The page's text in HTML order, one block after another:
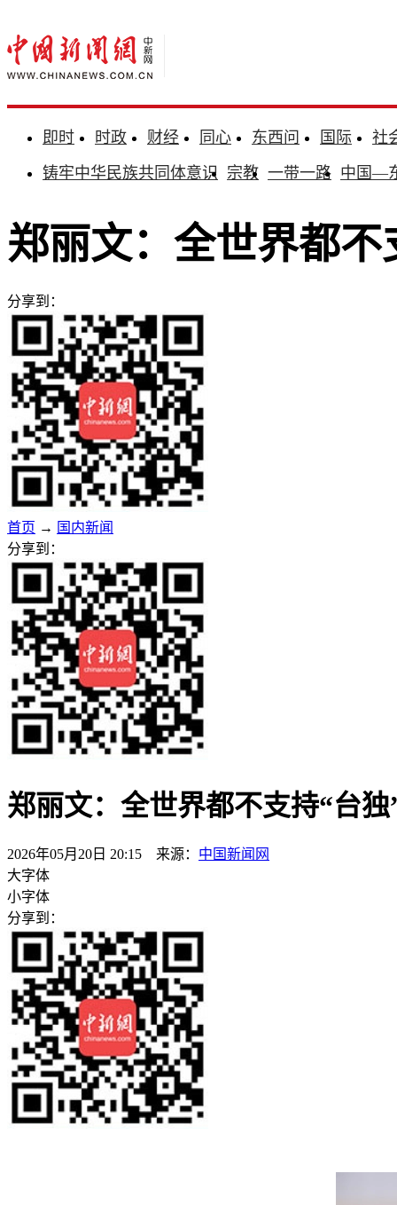
即时 时政 财经 同心 东西问 国际
社
铸牢中华民族共同体意识 宗教 一带一路 中国—
郑丽文：全世界都不
分享到：
首页 → 国内新闻
分享到：
郑丽文：全世界都不支持“台独
2026年05月20日 20:15 来源： 中国新闻网
大字体
小字体
分享到：